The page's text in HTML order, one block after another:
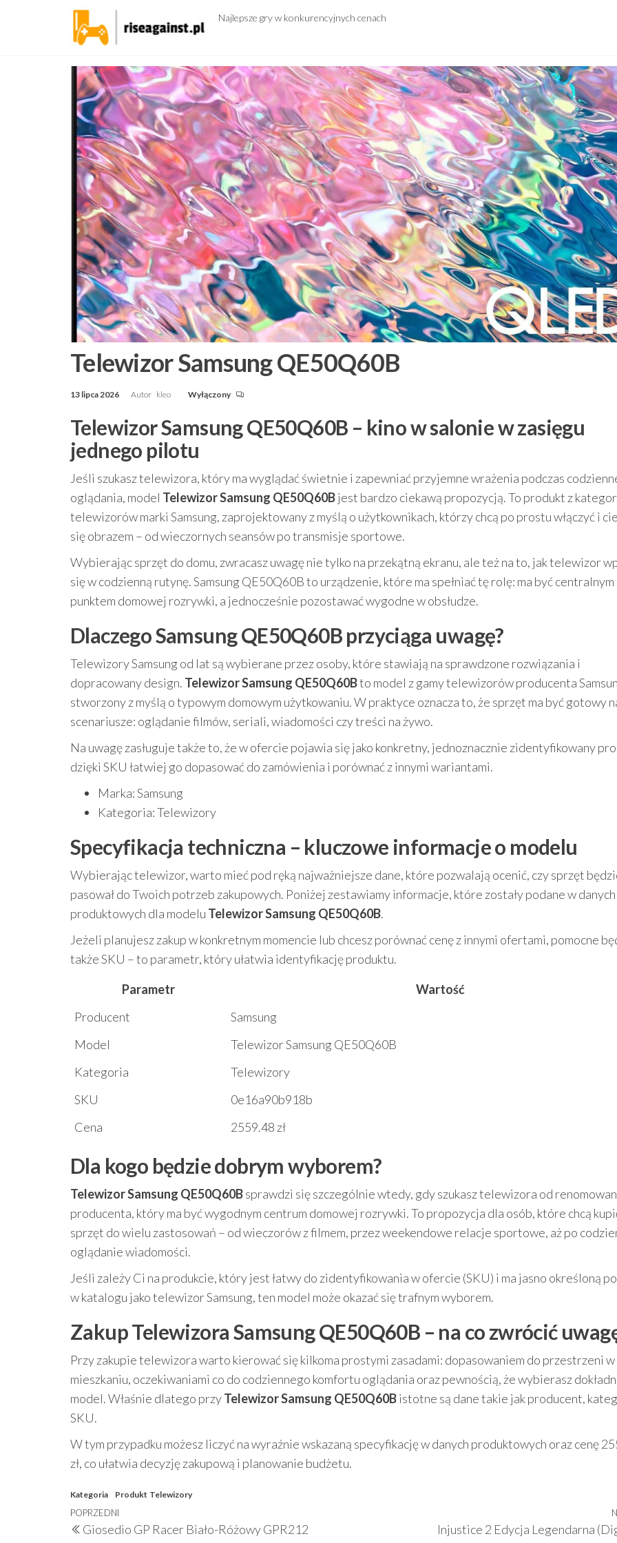
Najlepsze gry w konkurencyjnych cenach
Telewizor Samsung QE50Q60B
13 lipca 2026 Autor kleo Wyłączony
Telewizor Samsung QE50Q60B – kino w salonie w zasięgu
jednego pilotu
Jeśli szukasz telewizora, który ma wyglądać świetnie i zapewniać przyjemne wrażenia podczas
oglądania, model Telewizor Samsung QE50Q60Bjest bardzo ciekawą propozycją. To produkt z
telewizorów marki Samsung, zaprojektowany z myślą o użytkownikach, którzy chcą po prostu włączyć i
się obrazem – od wieczornych seansów po transmisje sportowe.
Wybierając sprzęt do domu, zwracasz uwagę nie tylko na przekątną ekranu, ale też na to, jak telewizor
się w codzienną rutynę. Samsung QE50Q60B to urządzenie, które ma spełniać tę rolę: ma być centralnym
punktem domowej rozrywki, a jednocześnie pozostawać wygodne w obsłudze.
Dlaczego Samsung QE50Q60B przyciąga uwagę?
Telewizory Samsung od lat są wybierane przez osoby, które stawiają na sprawdzone rozwiązania i
dopracowany design. Telewizor Samsung QE50Q60Bto model z gamy telewizorów producenta
stworzony z myślą o typowym domowym użytkowaniu. W praktyce oznacza to, że sprzęt ma być gotowy
scenariusze: oglądanie filmów, seriali, wiadomości czy treści na żywo.
Na uwagę zasługuje także to, że w ofercie pojawia się jako konkretny, jednoznacznie zidentyfikowany
dzięki SKU łatwiej go dopasować do zamówienia i porównać z innymi wariantami.
Marka: Samsung
Kategoria: Telewizory
Specyfikacja techniczna – kluczowe informacje o modelu
Wybierając telewizor, warto mieć pod ręką najważniejsze dane, które pozwalają ocenić, czy sprzęt
pasował do Twoich potrzeb zakupowych. Poniżej zestawiamy informacje, które zostały podane w danych
produktowych dla modelu Telewizor Samsung QE50Q60B.
Jeżeli planujesz zakup w konkretnym momencie lub chcesz porównać cenę z innymi ofertami, pomocne
także SKU – to parametr, który ułatwia identyfikację produktu.
Parametr
Wartość
Producent
Samsung
Model
Telewizor Samsung QE50Q60B
Kategoria
Telewizory
SKU
0e16a90b918b
Cena
2559.48 zł
Dla kogo będzie dobrym wyborem?
Telewizor Samsung QE50Q60Bsprawdzi się szczególnie wtedy, gdy szukasz telewizora od
producenta, który ma być wygodnym centrum domowej rozrywki. To propozycja dla osób, które chcą
sprzęt do wielu zastosowań – od wieczorów z filmem, przez weekendowe relacje sportowe, aż po
oglądanie wiadomości.
Jeśli zależy Ci na produkcie, który jest łatwy do zidentyfikowania w ofercie (SKU) i ma jasno określoną
w katalogu jako telewizor Samsung, ten model może okazać się trafnym wyborem.
Zakup Telewizora Samsung QE50Q60B – na co zwrócić
Przy zakupie telewizora warto kierować się kilkoma prostymi zasadami: dopasowaniem do przestrzeni w
mieszkaniu, oczekiwaniami co do codziennego komfortu oglądania oraz pewnością, że wybierasz
model. Właśnie dlatego przyTelewizor Samsung QE50Q60Bistotne są dane takie jak producent,
SKU.
W tym przypadku możesz liczyć na wyraźnie wskazaną specyfikację w danych produktowych oraz cenę
zł, co ułatwia decyzję zakupową i planowanie budżetu.
Kategoria Produkt Telewizory
Nawigacja
Poprzedni
wpis
POPRZEDNI
Giosedio GP Racer Biało-Różowy GPR212 Injustice 2 Edycja Legendarna